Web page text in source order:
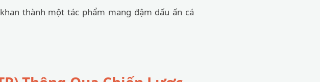
thành một tác phẩm mang đậm dấu ấn cá